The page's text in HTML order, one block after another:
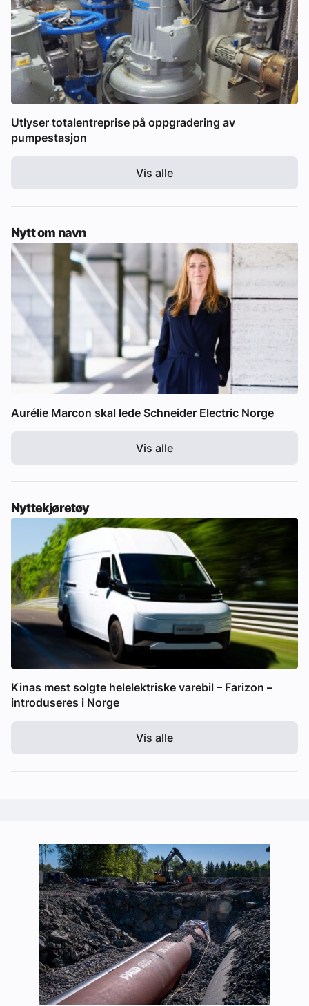
Utlyser totalentreprise på oppgradering av
pumpestasjon
Vis alle
Nytt om navn
Aurélie Marcon skal lede Schneider Electric Norge
Vis alle
Nyttekjøretøy
Kinas mest solgte helelektriske varebil – Farizon –
introduseres i Norge
Vis alle